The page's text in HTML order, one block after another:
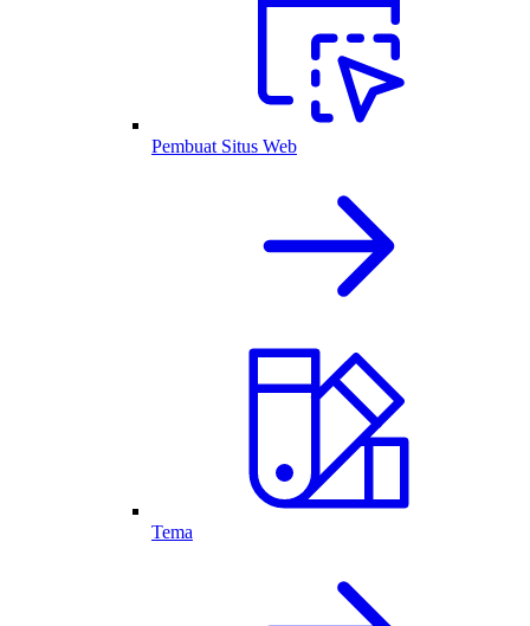
Pembuat Situs Web
Tema